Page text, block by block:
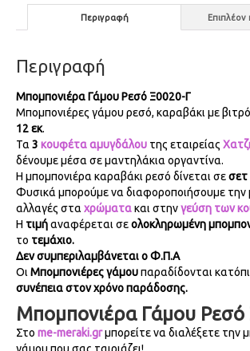
Περιγραφή
Περιγραφή
Μπομπονιέρα Γάμου Ρεσό Ξ0020-Γ
Μπομπονιέρες γάμου ρεσό, καραβάκι με
12 εκ.
Τα 3 κουφέτα αμυγδάλου της εταιρείας
δένουμε μέσα σε μαντηλάκια οργαντίνα.
Η μπομπονιέρα καραβάκι ρεσό δίνεται σεσετ
Φυσικά μπορούμε να διαφοροποιήσουμε την
αλλαγές στα χρώματακαι στηνγεύση των
Η τιμήαναφέρεται σεολοκληρωμένη
το τεμάχιο.
Δεν συμπεριλαμβάνεται ο Φ.Π.Α
Οι Μπομπονιέρες γάμουπαραδίδονται
συνέπεια στον χρόνο παράδοσης.
Μπομπονιέρα Γάμου Ρεσό
Στο me-meraki.grμπορείτε να διαλέξετε την